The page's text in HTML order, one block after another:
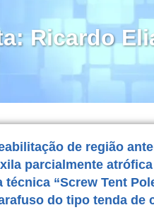
Ricardo
de região
parcialmente
técnica “Screw Tent
do tipo tenda de